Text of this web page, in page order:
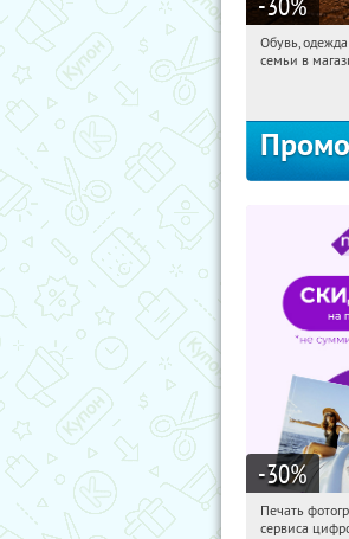
22:37:26
Обувь,
семьи в
-30%
22:37:26
Печать
сервиса